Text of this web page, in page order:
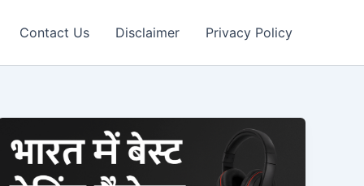
Contact Us Disclaimer Privacy Policy